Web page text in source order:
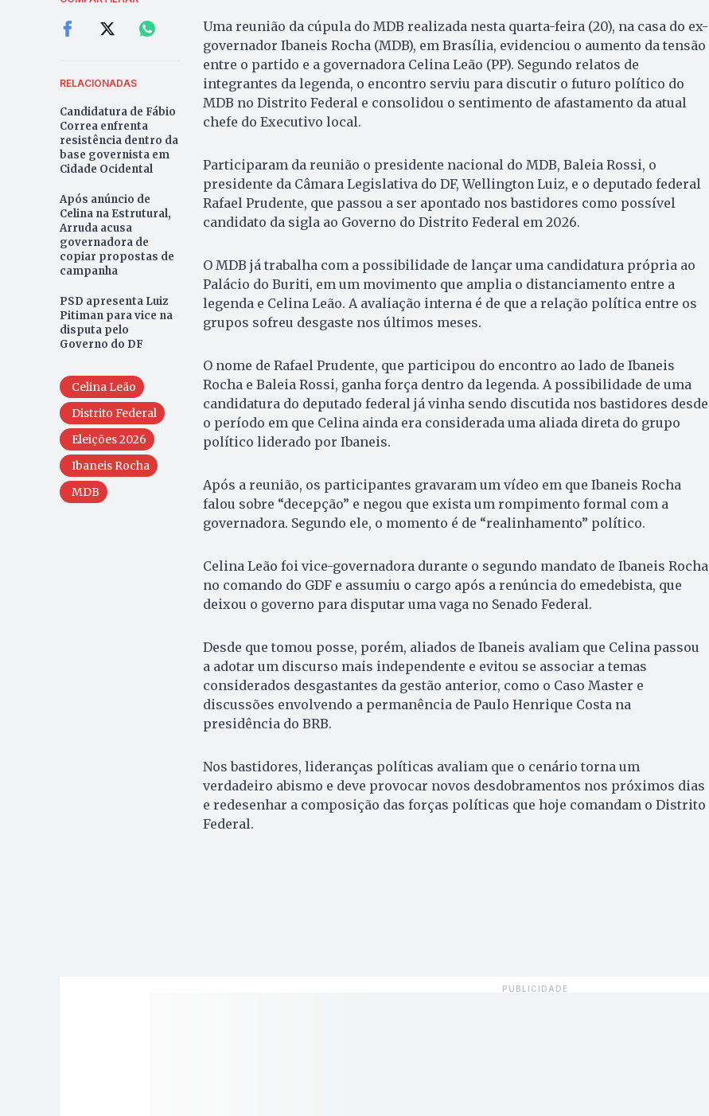
RELACIONADAS
Candidatura de Fábio
Correa enfrenta
resistência dentro da
base governista em
Cidade Ocidental
Após anúncio de
Celina na Estrutural,
Arruda acusa
governadora de
copiar propostas de
campanha
PSD apresenta Luiz
Pitiman para vice na
disputa pelo
Governo do DF
Celina Leão
Distrito Federal
Eleições 2026
Ibaneis Rocha
MDB
Uma reunião da cúpula do MDB realizada nesta quarta-feira (20), na casa do ex-
governador Ibaneis Rocha (MDB), em Brasília, evidenciou o aumento da tensão
entre o partido e a governadora Celina Leão (PP). Segundo relatos de
integrantes da legenda, o encontro serviu para discutir o futuro político do
MDB no Distrito Federal e consolidou o sentimento de afastamento da atual
chefe do Executivo local.
Participaram da reunião o presidente nacional do MDB, Baleia Rossi, o
presidente da Câmara Legislativa do DF, Wellington Luiz, e o deputado federal
Rafael Prudente, que passou a ser apontado nos bastidores como possível
candidato da sigla ao Governo do Distrito Federal em 2026.
O MDB já trabalha com a possibilidade de lançar uma candidatura própria ao
Palácio do Buriti, em um movimento que amplia o distanciamento entre a
legenda e Celina Leão. A avaliação interna é de que a relação política entre os
grupos sofreu desgaste nos últimos meses.
O nome de Rafael Prudente, que participou do encontro ao lado de Ibaneis
Rocha e Baleia Rossi, ganha força dentro da legenda. A possibilidade de uma
candidatura do deputado federal já vinha sendo discutida nos bastidores desde
o período em que Celina ainda era considerada uma aliada direta do grupo
político liderado por Ibaneis.
Após a reunião, os participantes gravaram um vídeo em que Ibaneis Rocha
falou sobre “decepção” e negou que exista um rompimento formal com a
governadora. Segundo ele, o momento é de “realinhamento” político.
Celina Leão foi vice-governadora durante o segundo mandato de Ibaneis Rocha
no comando do GDF e assumiu o cargo após a renúncia do emedebista, que
deixou o governo para disputar uma vaga no Senado Federal.
Desde que tomou posse, porém, aliados de Ibaneis avaliam que Celina passou
a adotar um discurso mais independente e evitou se associar a temas
considerados desgastantes da gestão anterior, como o Caso Master e
discussões envolvendo a permanência de Paulo Henrique Costa na
presidência do BRB.
Nos bastidores, lideranças políticas avaliam que o cenário torna um
verdadeiro abismo e deve provocar novos desdobramentos nos próximos dias
e redesenhar a composição das forças políticas que hoje comandam o Distrito
Federal.